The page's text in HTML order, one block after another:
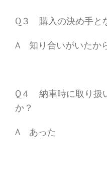
Q３ 購入の決め手と
A 知り合いがいたか
Q４ 納車時に取り扱
か？
A あった